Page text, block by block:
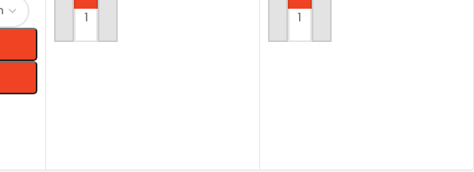
AJOUTER AU PANIER AJOUTER AU PANIER